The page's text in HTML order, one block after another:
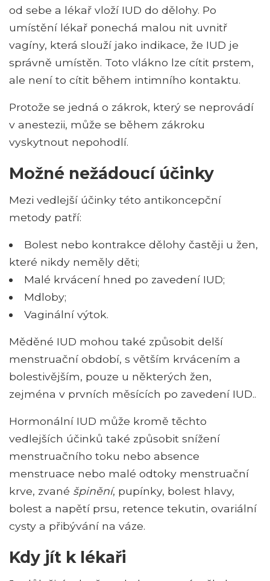
od sebe a lékař vloží IUD do dělohy. Po
umístění lékař ponechá malou nit uvnitř
vagíny, která slouží jako indikace, že IUD je
správně umístěn. Toto vlákno lze cítit prstem,
ale není to cítit během intimního kontaktu.
Protože se jedná o zákrok, který se neprovádí
v anestezii, může se během zákroku
vyskytnout nepohodlí.
Možné nežádoucí účinky
Mezi vedlejší účinky této antikoncepční
metody patří:
Bolest nebo kontrakce dělohy častěji u žen,
které nikdy neměly děti;
Malé krvácení hned po zavedení IUD;
Mdloby;
Vaginální výtok.
Měděné IUD mohou také způsobit delší
menstruační období, s větším krvácením a
bolestivějším, pouze u některých žen,
zejména v prvních měsících po zavedení IUD..
Hormonální IUD může kromě těchto
vedlejších účinků také způsobit snížení
menstruačního toku nebo absence
menstruace nebo malé odtoky menstruační
krve, zvané špinění, pupínky, bolest hlavy,
bolest a napětí prsu, retence tekutin, ovariální
cysty a přibývání na váze.
Kdy jít k lékaři